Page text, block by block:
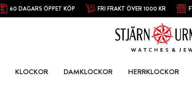
60 DAGARS ÖPPET KÖP FRI FRAKT ÖVER 1000 KR
KLOCKOR DAMKLOCKOR HERRKLOCKOR